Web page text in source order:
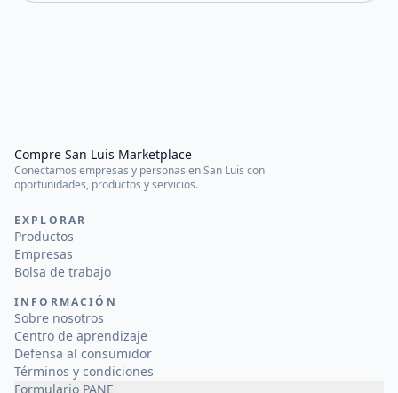
Compre San Luis Marketplace
Conectamos empresas y personas en San Luis con
oportunidades, productos y servicios.
EXPLORAR
Productos
Empresas
Bolsa de trabajo
INFORMACIÓN
Sobre nosotros
Centro de aprendizaje
Defensa al consumidor
Términos y condiciones
Formulario PANE